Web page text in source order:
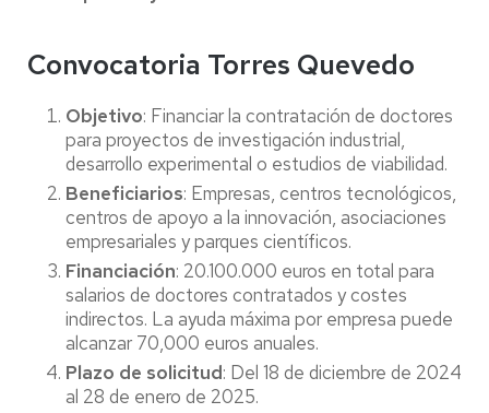
Convocatoria Torres Quevedo
Objetivo: Financiar la contratación de doctores
para proyectos de investigación industrial,
desarrollo experimental o estudios de viabilidad.
Beneficiarios: Empresas, centros tecnológicos,
centros de apoyo a la innovación, asociaciones
empresariales y parques científicos.
Financiación: 20.100.000 euros en total para
salarios de doctores contratados y costes
indirectos. La ayuda máxima por empresa puede
alcanzar 70,000 euros anuales.
Plazo de solicitud: Del 18 de diciembre de 2024
al 28 de enero de 2025.